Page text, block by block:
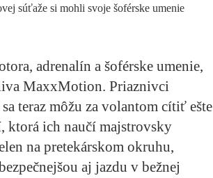
súťaže si mohli svoje šoférske umenie
adrenalín a šoférske umenie,
MaxxMotion. Priaznivci
teraz môžu za volantom cítiť ešte
ktorá ich naučí majstrovsky
na pretekárskom okruhu,
aj jazdu v bežnej